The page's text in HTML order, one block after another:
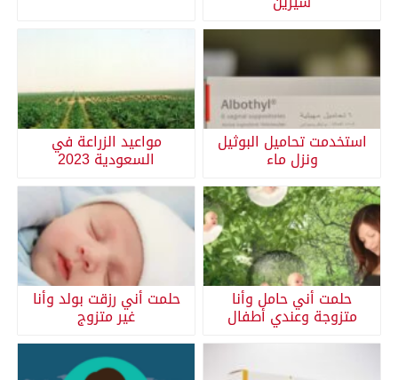
استخدمت تحاميل البوثيل
ونزل ماء
مواعيد الزراعة في
السعودية 2023
حلمت أني حامل وأنا
متزوجة وعندي أطفال
حلمت أني رزقت بولد وأنا
غير متزوج